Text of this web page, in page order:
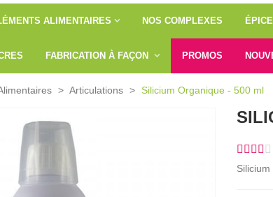
ALIMENTAIRES NOS COMPLEXES
FABRICATION À FAÇON PROMOS
> Articulations > Silicium Organique - 500 ml